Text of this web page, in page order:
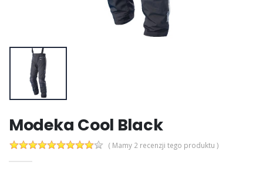
Modeka Cool Black
( Mamy 2 recenzji tego produktu )